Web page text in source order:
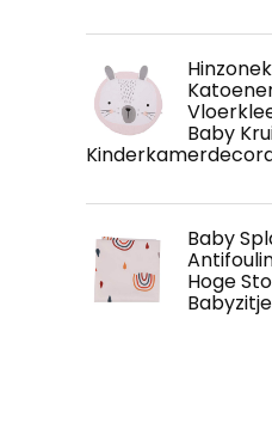
Baby
Baby
Hoge